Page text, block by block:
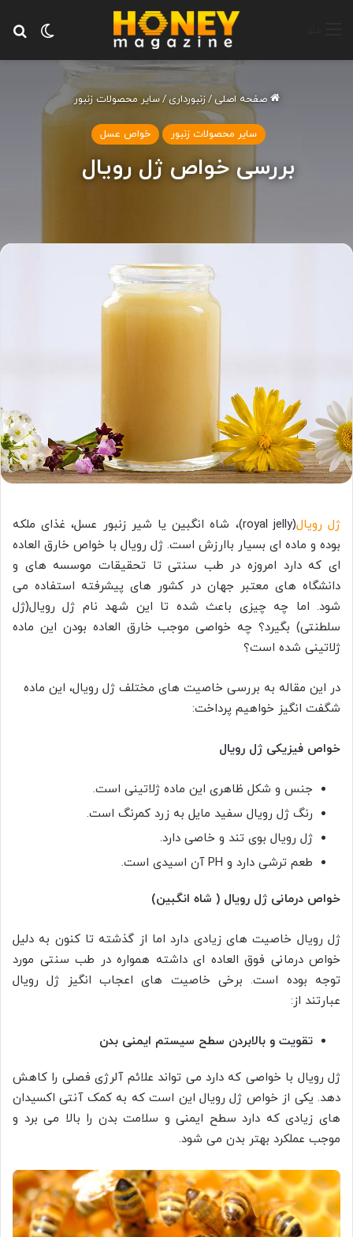
تغییر
صفحه اصلی /زنبورداری/سایر محصولات زنبور
سایر محصولات زنبور خواص عسل
بررسی خواص ژل رویال
ژل رویال
(royal jelly)، شاه انگبین یا شیر زنبور عسل، غذای ملکه
بوده و ماده ای بسیار باارزش است. ژل رویال با خواص خارق العاده
ای که دارد امروزه در طب سنتی تا تحقیقات موسسه های و
دانشگاه های معتبر جهان در کشور های پیشرفته استفاده می
شود. اما چه چیزی باعث شده تا این شهد نام ژل رویال(ژل
سلطنتی) بگیرد؟ چه خواصی موجب خارق العاده بودن این ماده
ژلاتینی شده است؟
در این مقاله به بررسی خاصیت های مختلف ژل رویال، این ماده
شگفت انگیز خواهیم پرداخت:
خواص فیزیکی ژل رویال
جنس و شکل ظاهری این ماده ژلاتینی است.
رنگ ژل رویال سفید مایل به زرد کمرنگ است.
ژل رویال بوی تند و خاصی دارد.
طعم ترشی دارد و PH آن اسیدی است.
خواص درمانی ژل رویال ( شاه انگبین)
ژل رویال خاصیت های زیادی دارد اما از گذشته تا کنون به دلیل
خواص درمانی فوق العاده ای داشته همواره در طب سنتی مورد
توجه بوده است. برخی خاصیت های اعجاب انگیز ژل رویال
عبارتند از:
تقویت و بالابردن سطح سیستم ایمنی بدن
ژل رویال با خواصی که دارد می تواند علائم آلرژی فصلی را کاهش
دهد. یکی از خواص ژل رویال این است که به کمک آنتی اکسیدان
های زیادی که دارد سطح ایمنی و سلامت بدن را بالا می برد و
موجب عملکرد بهتر بدن می شود.